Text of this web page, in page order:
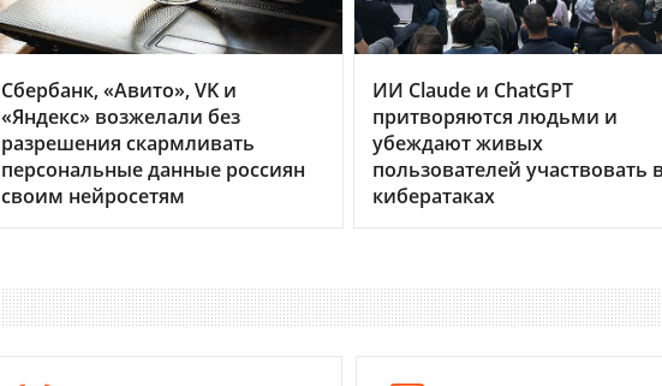
Сбербанк, «Авито», VK и
«Яндекс» возжелали без
разрешения скармливать
персональные данные россиян
своим нейросетям
ИИ Claude и ChatGPT
притворяются людьми и
убеждают живых
пользователей участвовать
кибератаках